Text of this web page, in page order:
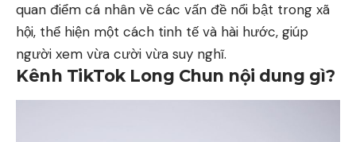
quan điểm cá nhân về các vấn đề nổi bật trong xã
hội, thể hiện một cách tinh tế và hài hước, giúp
người xem vừa cười vừa suy nghĩ.
Kênh TikTok Long Chun nội dung gì?